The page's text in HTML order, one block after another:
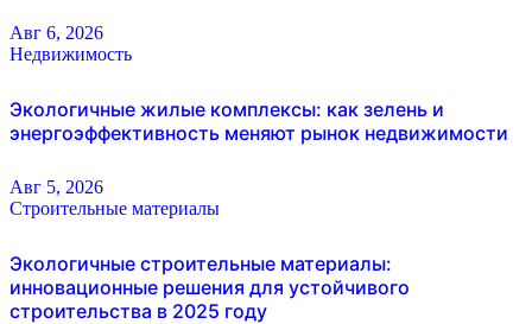
Авг 6, 2026
Недвижимость
Экологичные жилые комплексы: как зелень и
энергоэффективность меняют рынок недвижимости
Авг 5, 2026
Строительные материалы
Экологичные строительные материалы:
инновационные решения для устойчивого
строительства в 2025 году